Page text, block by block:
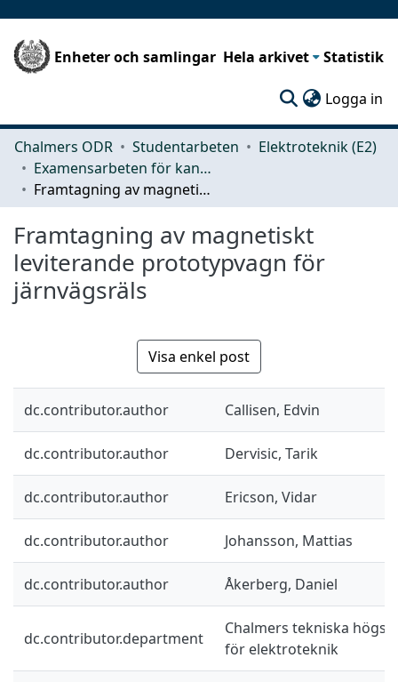
Enheter och samlingar Hela arkivet Statistik
Logga in
Chalmers ODR Studentarbeten
Elektroteknik (E2)
Examensarbeten för kandidatexamen
Framtagning av magnetiskt leviterande prototypvagn för järnvägsräls
Framtagning av magnetiskt
leviterande prototypvagn för
järnvägsräls
Visa enkel post
dc.contributor.author Callisen, Edvin
dc.contributor.author Dervisic, Tarik
dc.contributor.author Ericson, Vidar
dc.contributor.author Johansson, Mattias
dc.contributor.author Åkerberg, Daniel
dc.contributor.department
Chalmers tekniska
för elektroteknik